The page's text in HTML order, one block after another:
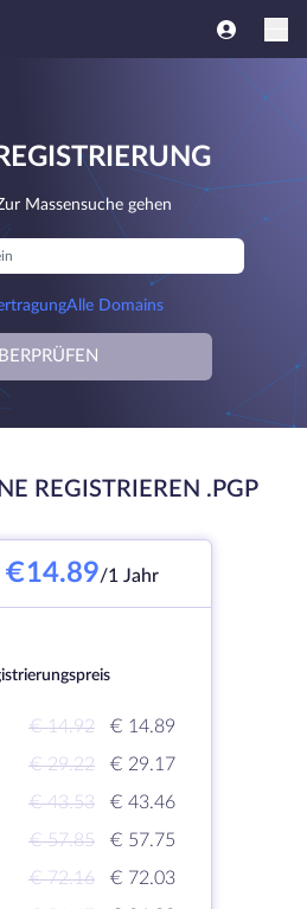
Massensuche gehen
Alle Domains
REGISTRIEREN .PGP
€14.89/1 Jahr
€ 14.92
€ 14.89
€ 29.22
€ 29.17
€ 43.53
€ 43.46
€ 57.85
€ 57.75
€ 72.16
€ 72.03